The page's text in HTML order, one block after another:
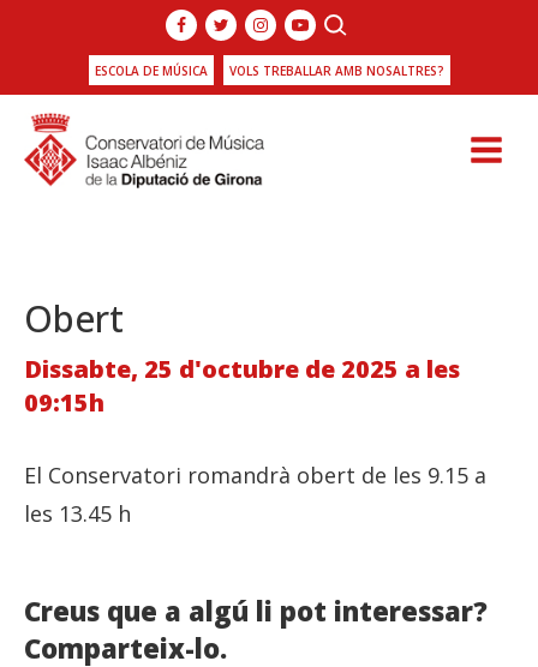
ESCOLA DE MÚSICA VOLS TREBALLAR AMB NOSALTRES?
Obert
Dissabte, 25 d'octubre de 2025 a les
09:15h
El Conservatori romandrà obert de les 9.15 a
les 13.45 h
Creus que a algú li pot interessar?
Comparteix-lo.